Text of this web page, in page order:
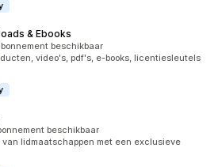
& Ebooks
beschikbaar
video's, pdf's, e-books, licentiesleutels
beschikbaar
van lidmaatschappen met een exclusieve